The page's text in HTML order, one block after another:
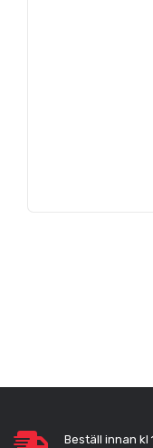
Beställ innan kl